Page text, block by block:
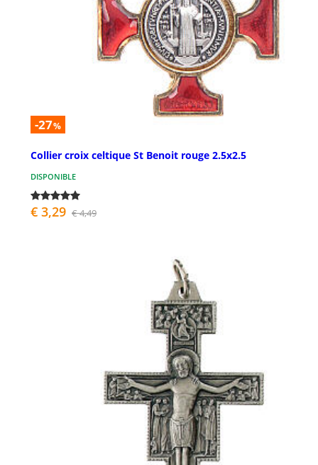
-27%
Collier croix celtique St Benoit rouge 2.5x2.5
DISPONIBLE
€ 3,29 € 4,49